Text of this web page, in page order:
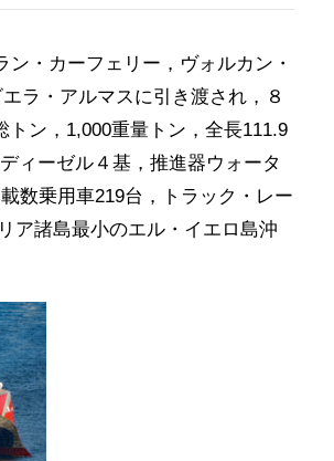
・カーフェリー，ヴォルカン・
ラ・アルマスに引き渡され，８
ン，1,000重量トン，全長111.9
ィーゼル４基，推進器ウォータ
数乗用車219台，トラック・レー
ア諸島最小のエル・イエロ島沖